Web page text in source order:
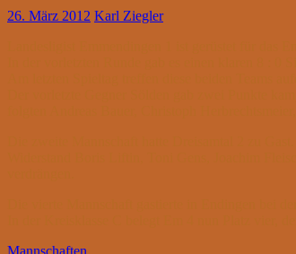
26. März 2012 Karl Ziegler